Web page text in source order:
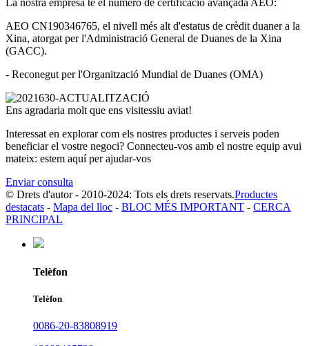
La nostra empresa té el número de certificació avançada AEO:
AEO CN190346765, el nivell més alt d'estatus de crèdit duaner a la
Xina, atorgat per l'Administració General de Duanes de la Xina
(GACC).
- Reconegut per l'Organització Mundial de Duanes (OMA)
Ens agradaria molt que ens visitessiu aviat!
Interessat en explorar com els nostres productes i serveis poden
beneficiar el vostre negoci? Connecteu-vos amb el nostre equip avui
mateix: estem aquí per ajudar-vos
Enviar consulta
© Drets d'autor - 2010-2024: Tots els drets reservats.Productes
destacats - Mapa del lloc - BLOC MÉS IMPORTANT - CERCA
PRINCIPAL
Telèfon
Telèfon
0086-20-83808919